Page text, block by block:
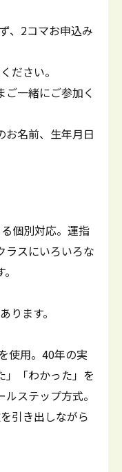
、2コマお申込み
ださい。
一緒にご参加く
お名前、生年月日
個別対応。運指
ラスにいろいろな
ります。
使用。40年の実
」「わかった」を
ステップ方式。
引き出しながら